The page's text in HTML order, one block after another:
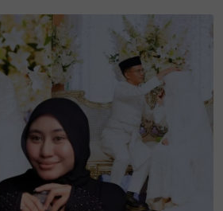
'You complete me' - jarang
kongsi kisah rumah
tangga,...